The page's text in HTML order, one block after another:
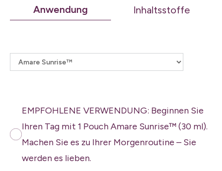
Anwendung Inhaltsstoffe
EMPFOHLENE VERWENDUNG: Beginnen Sie
Ihren Tag mit 1 Pouch Amare Sunrise™ (30 ml).
Machen Sie es zu Ihrer Morgenroutine – Sie
werden es lieben.